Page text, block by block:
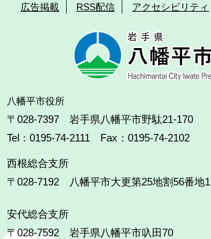
広告掲載
RSS配信 アクセシビリティ
八幡平市役所
〒028-7397 岩手県八幡平市野駄21-170
Tel：0195-74-2111 Fax：0195-74-2102
西根総合支所
〒028-7192
八幡平市大更第25地割56番地1
安代総合支所
〒028-7592
岩手県八幡平市叺田70